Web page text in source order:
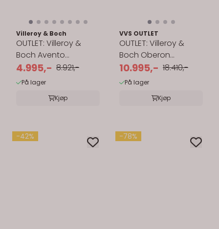
Villeroy & Boch
OUTLET: Villeroy &
Boch Avento
Vegghengt Toalett
53 cm
4.995,- 8.921,-
På lager
Kjøp
VVS OUTLET
OUTLET: Villeroy &
Boch Oberon
Innebygd Badekar
180x80 cm
10.995,- 18.410,-
På lager
Kjøp
-42% -78%